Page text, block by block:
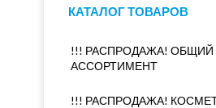
КАТАЛОГ ТОВАРОВ
!!! РАСПРОДАЖА! ОБЩИЙ
АССОРТИМЕНТ
!!! РАСПРОДАЖА!